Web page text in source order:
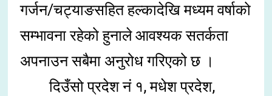
गर्जन/चट्याङसहित हल्कादेखि मध्यम वर्षाको
सम्भावना रहेको हुनाले आवश्यक सतर्कता
अपनाउन सबैमा अनुरोध गरिएको छ ।
दिउँसो प्रदेश नं १, मधेश प्रदेश,